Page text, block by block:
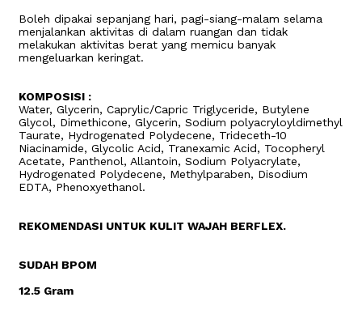
Boleh dipakai sepanjang hari, pagi-siang-malam selama
menjalankan aktivitas di dalam ruangan dan tidak
melakukan aktivitas berat yang memicu banyak
mengeluarkan keringat.
KOMPOSISI :
Water, Glycerin, Caprylic/Capric Triglyceride, Butylene
Glycol, Dimethicone, Glycerin, Sodium polyacryloyldimethyl
Taurate, Hydrogenated Polydecene, Trideceth-10
Niacinamide, Glycolic Acid, Tranexamic Acid, Tocopheryl
Acetate, Panthenol, Allantoin, Sodium Polyacrylate,
Hydrogenated Polydecene, Methylparaben, Disodium
EDTA, Phenoxyethanol.
REKOMENDASI UNTUK KULIT WAJAH BERFLEX.
SUDAH BPOM
12.5 Gram